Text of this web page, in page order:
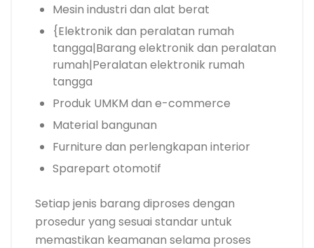
Mesin industri dan alat berat
{Elektronik dan peralatan rumah
tangga|Barang elektronik dan peralatan
rumah|Peralatan elektronik rumah
tangga
Produk UMKM dan e-commerce
Material bangunan
Furniture dan perlengkapan interior
Sparepart otomotif
Setiap jenis barang diproses dengan
prosedur yang sesuai standar untuk
memastikan keamanan selama proses